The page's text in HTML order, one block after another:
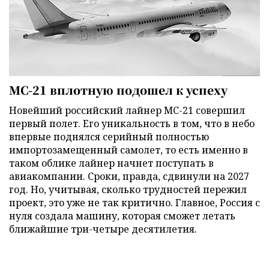
МС-21 вплотную подошел к успеху
Новейший российский лайнер МС-21 совершил
первый полет. Его уникальность в том, что в небо
впервые поднялся серийный полностью
импортозамещенный самолет, то есть именно в
таком облике лайнер начнет поступать в
авиакомпании. Сроки, правда, сдвинули на 2027
год. Но, учитывая, сколько трудностей пережил
проект, это уже не так критично. Главное, Россия с
нуля создала машину, которая сможет летать
ближайшие три-четыре десятилетия.